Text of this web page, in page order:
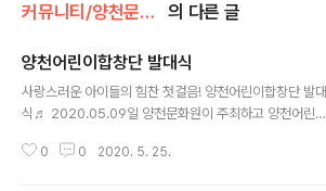
커뮤니티/양천문화원 서포터즈 의 다른 글
양천어린이합창단 발대식
사랑스러운 아이들의 힘찬 첫걸음! 양천어린이합창단 발대
식♬ 2020.05.09일 양천문화원이 주최하고 양천어린이
여한 가운데 양천어린이합창단 창단 발대식를 가졌다. 이
0 0 2020. 5. 25.